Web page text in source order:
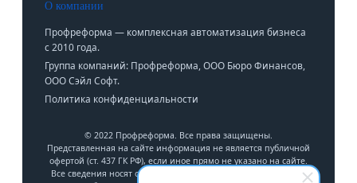
О компании
Профреформа — комплексная автоматизация бизнеса
с 2010 года.
Группа компаний: Профреформа, ООО Бюро Финансов,
ООО Сэйл Софт.
Политика конфиденциальности
© 2022 Профреформа. Все права защищены.
Представленная на сайте информация не является публичной
офертой (ст. 437 ГК РФ), если иное прямо не указано на сайте.
Все сведения носят ознакомительный характер и могут быть